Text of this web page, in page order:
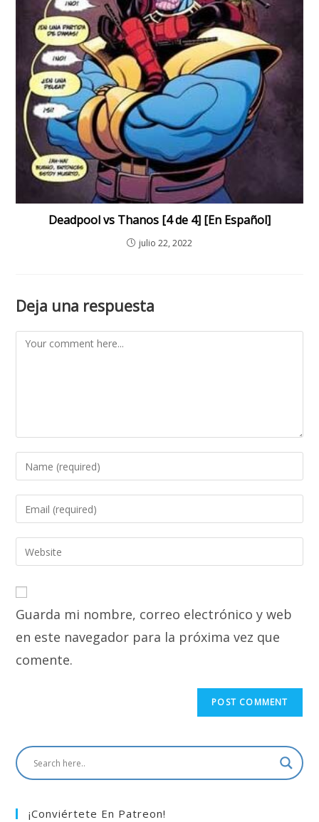
Deadpool vs Thanos [4 de 4] [En Español]
julio 22, 2022
Deja una respuesta
Comment
Enter
your
name
to
comment
Enter
your
email
address
Enter
your
URL
(optional)
Guarda mi nombre, correo electrónico y web
en este navegador para la próxima vez que
comente.
¡Conviértete En Patreon!